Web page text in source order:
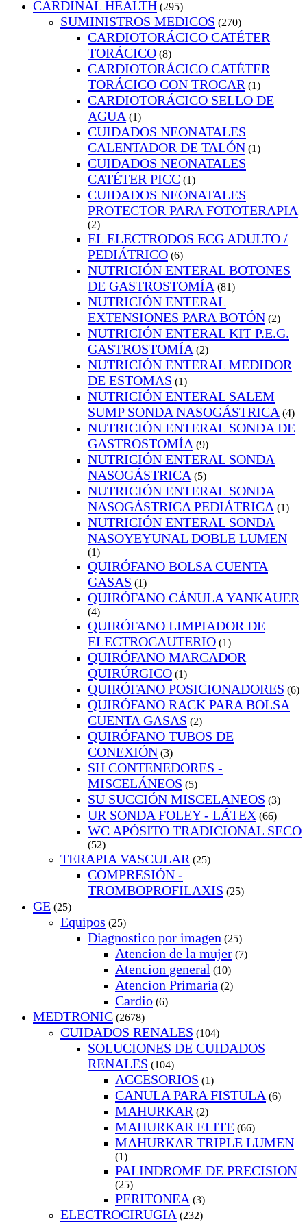
CARDINAL HEALTH (295)
SUMINISTROS MEDICOS (270)
CARDIOTORÁCICO CATÉTER
TORÁCICO (8)
CARDIOTORÁCICO CATÉTER
TORÁCICO CON TROCAR (1)
CARDIOTORÁCICO SELLO DE
AGUA (1)
CUIDADOS NEONATALES
CALENTADOR DE TALÓN (1)
CUIDADOS NEONATALES
CATÉTER PICC (1)
CUIDADOS NEONATALES
PROTECTOR PARA FOTOTERAPIA
(2)
EL ELECTRODOS ECG ADULTO /
PEDIÁTRICO (6)
NUTRICIÓN ENTERAL BOTONES
DE GASTROSTOMÍA (81)
NUTRICIÓN ENTERAL
EXTENSIONES PARA BOTÓN (2)
NUTRICIÓN ENTERAL KIT P.E.G.
GASTROSTOMÍA (2)
NUTRICIÓN ENTERAL MEDIDOR
DE ESTOMAS (1)
NUTRICIÓN ENTERAL SALEM
SUMP SONDA NASOGÁSTRICA (4)
NUTRICIÓN ENTERAL SONDA DE
GASTROSTOMÍA (9)
NUTRICIÓN ENTERAL SONDA
NASOGÁSTRICA (5)
NUTRICIÓN ENTERAL SONDA
NASOGÁSTRICA PEDIÁTRICA (1)
NUTRICIÓN ENTERAL SONDA
NASOYEYUNAL DOBLE LUMEN
(1)
QUIRÓFANO BOLSA CUENTA
GASAS (1)
QUIRÓFANO CÁNULA YANKAUER
(4)
QUIRÓFANO LIMPIADOR DE
ELECTROCAUTERIO (1)
QUIRÓFANO MARCADOR
QUIRÚRGICO (1)
QUIRÓFANO POSICIONADORES (6)
QUIRÓFANO RACK PARA BOLSA
CUENTA GASAS (2)
QUIRÓFANO TUBOS DE
CONEXIÓN (3)
SH CONTENEDORES -
MISCELÁNEOS (5)
SU SUCCIÓN MISCELANEOS (3)
UR SONDA FOLEY - LÁTEX (66)
WC APÓSITO TRADICIONAL SECO
(52)
TERAPIA VASCULAR (25)
COMPRESIÓN -
TROMBOPROFILAXIS (25)
GE (25)
Equipos (25)
Diagnostico por imagen (25)
Atencion de la mujer (7)
Atencion general (10)
Atencion Primaria (2)
Cardio (6)
MEDTRONIC (2678)
CUIDADOS RENALES (104)
SOLUCIONES DE CUIDADOS
RENALES (104)
ACCESORIOS (1)
CANULA PARA FISTULA (6)
MAHURKAR (2)
MAHURKAR ELITE (66)
MAHURKAR TRIPLE LUMEN
(1)
PALINDROME DE PRECISION
(25)
PERITONEA (3)
ELECTROCIRUGIA (232)